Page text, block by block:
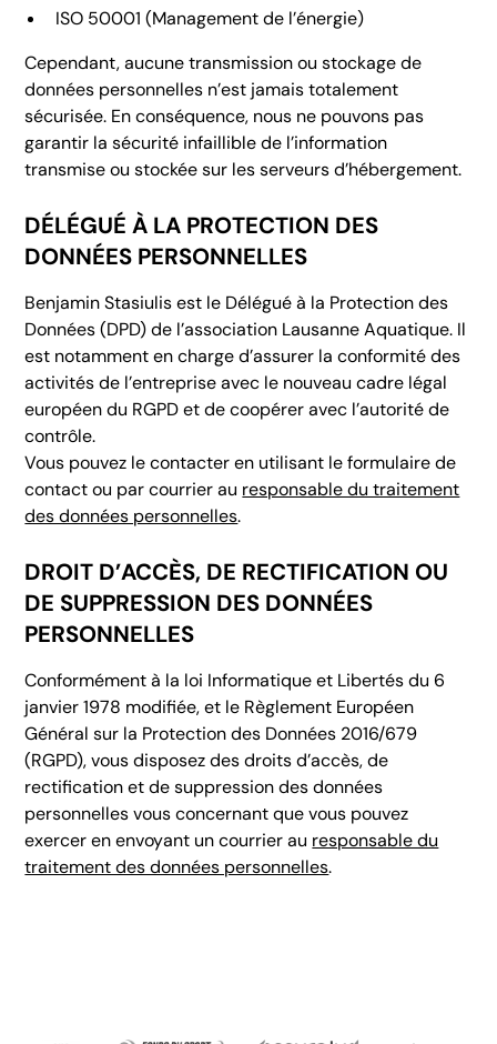
ISO 50001 (Management de l’énergie)
Cependant, aucune transmission ou stockage de
données personnelles n’est jamais totalement
sécurisée. En conséquence, nous ne pouvons pas
garantir la sécurité infaillible de l’information
transmise ou stockée sur les serveurs d’hébergement.
DÉLÉGUÉ À LA PROTECTION DES
DONNÉES PERSONNELLES
Benjamin Stasiulis est le Délégué à la Protection des
Données (DPD) de l’association Lausanne Aquatique. Il
est notamment en charge d’assurer la conformité des
activités de l’entreprise avec le nouveau cadre légal
européen du RGPD et de coopérer avec l’autorité de
contrôle.
Vous pouvez le contacter en utilisant le formulaire de
contact ou par courrier au responsable du traitement
des données personnelles.
DROIT D’ACCÈS, DE RECTIFICATION OU
DE SUPPRESSION DES DONNÉES
PERSONNELLES
Conformément à la loi Informatique et Libertés du 6
janvier 1978 modifiée, et le Règlement Européen
Général sur la Protection des Données 2016/679
(RGPD), vous disposez des droits d’accès, de
rectification et de suppression des données
personnelles vous concernant que vous pouvez
exercer en envoyant un courrier au responsable du
traitement des données personnelles.